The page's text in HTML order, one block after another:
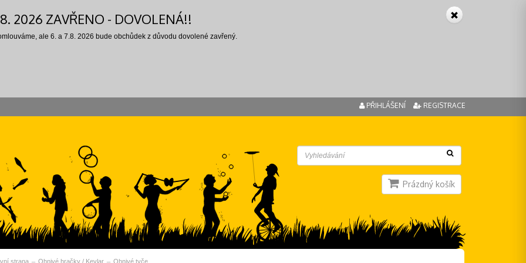
2026 ZAVŘENO - DOVOLENÁ!!
ale 6. a 7.8. 2026 bude obchůdek z důvodu dovolené zavřený.
PŘIHLÁŠENÍ REGISTRACE
Prázdný košík
strana Ohnivé hračky / Kevlar Ohnivé tyče